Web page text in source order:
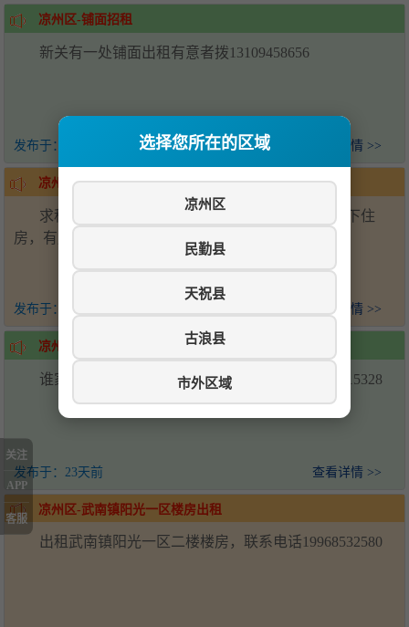
选择您所在的区域
凉州区
民勤县
天祝县
古浪县
市外区域
凉州区-铺面招租
新关有一处铺面出租有意者拨13109458656
发布于： 查看详情 >>
凉州区-求租武南镇楼房
求租：本人需在武南镇铁二小附近租一套四楼以下住
房，有房源者请电话联系18193570112。
发布于： 23天前 查看详情 >>
凉州区-求购武南镇楼房
谁家有武南镇出售的一二楼，可以联系我15390515328
发布于： 23天前 查看详情 >>
凉州区-武南镇阳光一区楼房出租
出租武南镇阳光一区二楼楼房，联系电话19968532580
关注
APP
客服